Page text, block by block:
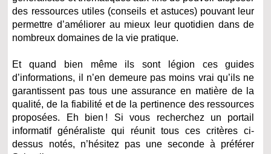
des ressources utiles (conseils et astuces) pouvant leur
permettre d’améliorer au mieux leur quotidien dans de
nombreux domaines de la vie pratique.
Et quand bien même ils sont légion ces guides
d’informations, il n’en demeure pas moins vrai qu’ils ne
garantissent pas tous une assurance en matière de la
qualité, de la fiabilité et de la pertinence des ressources
proposées. Eh bien ! Si vous recherchez un portail
informatif généraliste qui réunit tous ces critères ci-
dessus notés, n’hésitez pas une seconde à préférer